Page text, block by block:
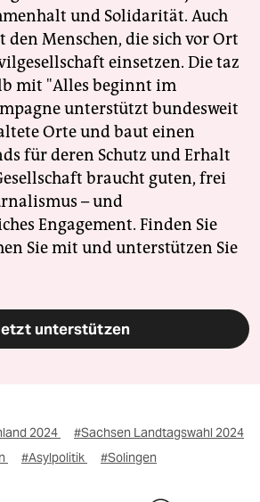
und Solidarität. Auch
Menschen, die sich vor Ort
einsetzen. Die taz
mit "Alles beginnt im
unterstützt bundesweit
Orte und baut einen
für deren Schutz und Erhalt
braucht guten, frei
– und
Engagement. Finden Sie
Sie mit und unterstützen Sie
unterstützen
2024
#Sachsen Landtagswahl 2024
#Asylpolitik #Solingen